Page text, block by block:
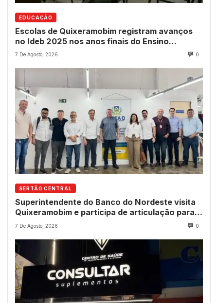
EDUCAÇÃO
Escolas de Quixeramobim registram avanços
no Ideb 2025 nos anos finais do Ensino
Fundamental
7 De Agosto, 2026 0
SERTÃO CENTRAL
Superintendente do Banco do Nordeste visita
Quixeramobim e participa de articulação para
avanço do futuro shopping
7 De Agosto, 2026 0